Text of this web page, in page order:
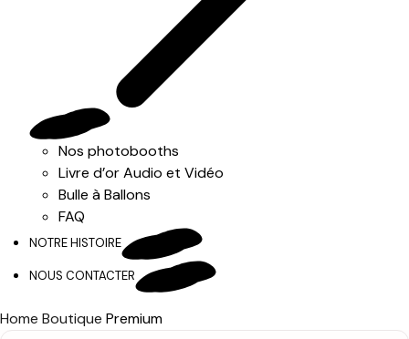
Nos photobooths
Livre d’or Audio et Vidéo
Bulle à Ballons
FAQ
NOTRE HISTOIRE
NOUS CONTACTER
Home Boutique Premium